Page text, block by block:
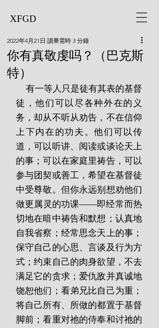
XFGD
你有真敬虔吗？（巴克斯
特）
2022年4月21日 讀畢需時 3 分鐘
徒，他们可以尽各种外在的义
务，却从不听从劝告，不在信仰
上下内在的功夫。他们可以传
道，可以听讲、阅读或谈论天上
的事；可以在家庭里祷告，可以
参与团契或善工，希望在基督徒
中受尊敬。但你永远别想劝他们
做更属灵的功课——即经常而热
切地在暗中祷告和默想；认真地
自我省察；经常思念天上的事；
保守自己的心思、言谈及行为方
式；约束自己的肉身欲望，不去
满足它的贪求；爱仇敌并真诚地
饶恕他们；看弟兄比自己为重；
将自己所有、所做的都置于基督
脚前；看重对祂的侍奉和讨祂的